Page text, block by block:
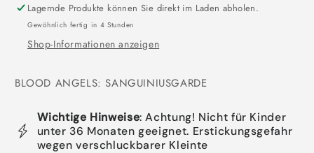
Lagernde Produkte können Sie direkt im Laden abholen.
Gewöhnlich fertig in 4 Stunden
Shop-Informationen anzeigen
BLOOD ANGELS: SANGUINIUSGARDE
Wichtige Hinweise: Achtung! Nicht für Kinder
unter 36 Monaten geeignet. Erstickungsgefahr
wegen verschluckbarer Kleinte